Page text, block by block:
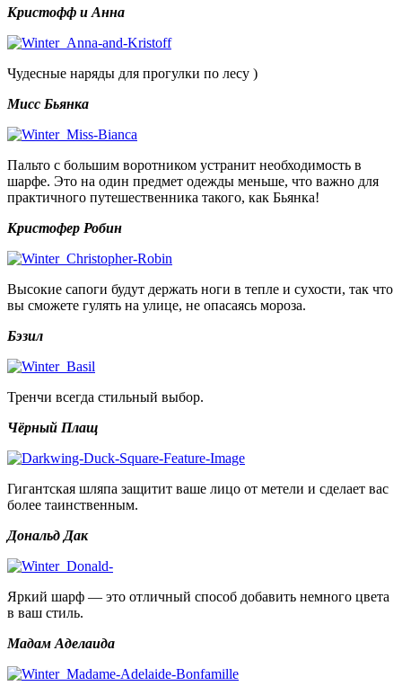
Кристофф и Анна
Чудесные наряды для прогулки по лесу )
Мисс Бьянка
Пальто с большим воротником устранит необходимость в
шарфе. Это на один предмет одежды меньше, что важно для
практичного путешественника такого, как Бьянка!
Кристофер Робин
Высокие сапоги будут держать ноги в тепле и сухости, так что
вы сможете гулять на улице, не опасаясь мороза.
Бэзил
Тренчи всегда стильный выбор.
Чёрный Плащ
Гигантская шляпа защитит ваше лицо от метели и сделает вас
более таинственным.
Дональд Дак
Яркий шарф — это отличный способ добавить немного цвета
в ваш стиль.
Мадам Аделаида